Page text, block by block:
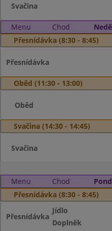
Svačina
Menu Chod
Přesnídávka (8:30 - 8:45)
Přesnídávka
Oběd (11:30 - 13:00)
Oběd
Svačina (14:30 - 14:45)
Svačina
Menu Chod
Přesnídávka (8:30 - 8:45)
Přesnídávka
Jídlo
Doplněk